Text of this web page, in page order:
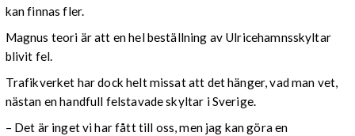
kan finnas fler.
Magnus teori är att en hel beställning av Ulricehamnsskyltar
blivit fel.
Trafikverket har dock helt missat att det hänger, vad man vet,
nästan en handfull felstavade skyltar i Sverige.
– Det är inget vi har fått till oss, men jag kan göra en